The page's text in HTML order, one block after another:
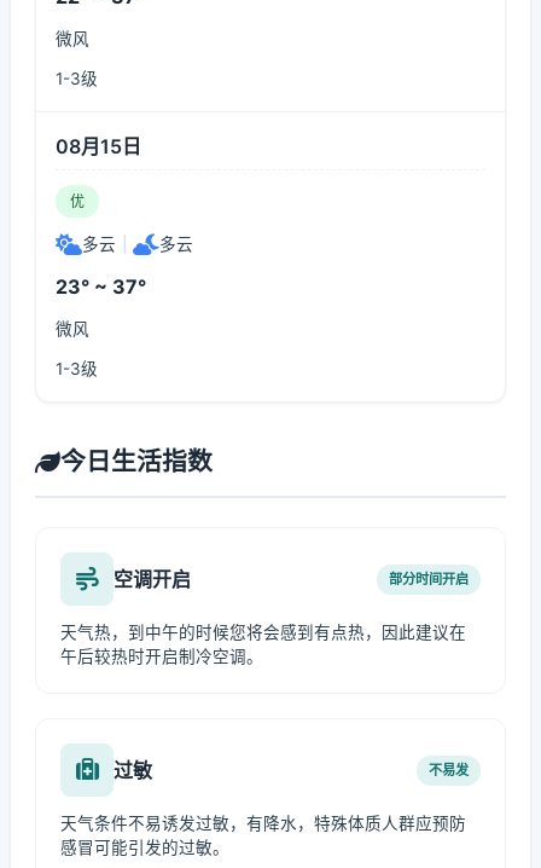
微风
1-3级
08月15日
优
多云 多云
23° ~ 37°
微风
1-3级
今日生活指数
空调开启 部分时间开启
天气热，到中午的时候您将会感到有点热，因此建议在
午后较热时开启制冷空调。
过敏 不易发
天气条件不易诱发过敏，有降水，特殊体质人群应预防
感冒可能引发的过敏。